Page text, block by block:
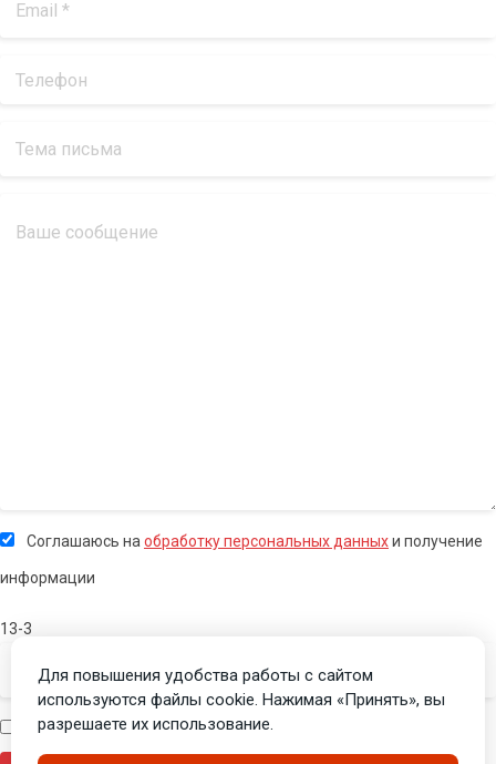
Соглашаюсь наобработку персональных данныхи получение
информации
13-3
Я человек
Для повышения удобства работы с сайтом
используются файлы cookie. Нажимая «Принять», вы
разрешаете их использование.